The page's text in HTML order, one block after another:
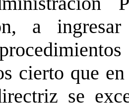
a
cierto que
se